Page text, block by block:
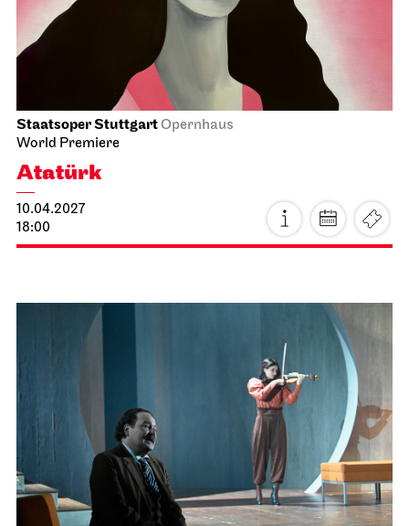
Staatsoper StuttgartOpernhaus
World Premiere
Atatürk
10.04.2027
18:00